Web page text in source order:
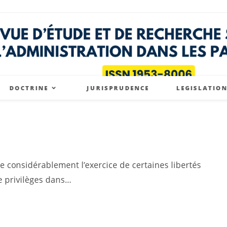
DOCTRINE JURISPRUDENCE LEGISLATION
l’exercice de certaines libertés
privilèges dans…